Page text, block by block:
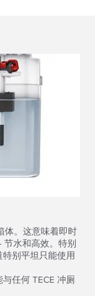
体。这意味着即时
节水和高效。特别
别平坦只能使用
任何 TECE 冲厕